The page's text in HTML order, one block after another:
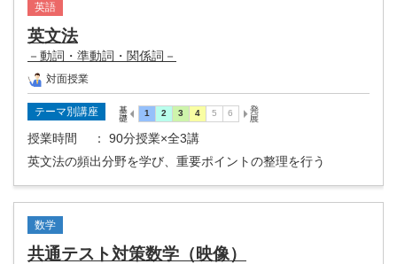
英語
英文法
－動詞・準動詞・関係詞－
対面授業
テーマ別講座
授業時間
： 90分授業×全3講
英文法の頻出分野を学び、重要ポイントの整理を行う
数学
共通テスト対策数学（映像）